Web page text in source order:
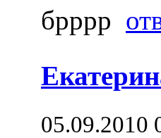
брррр
05.09.2010